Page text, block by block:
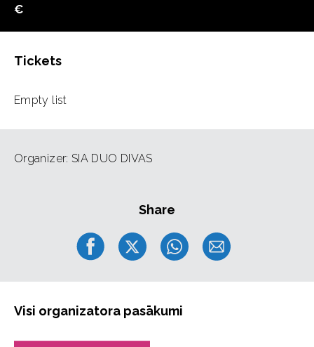
€
Tickets
Empty list
Organizer: SIA DUO DIVAS
Share
Visi organizatora pasākumi